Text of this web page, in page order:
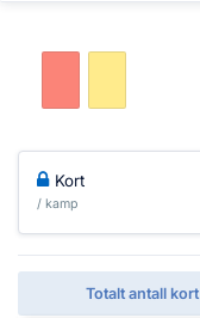
Kort
/ kamp
Totalt antall kort